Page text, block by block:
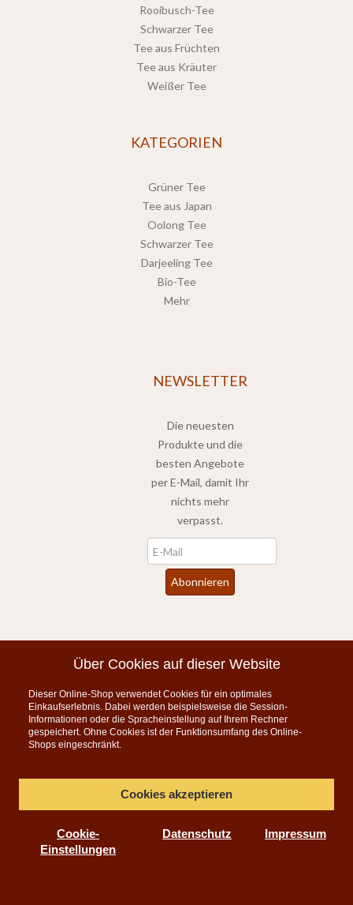
Rooibusch-Tee
Schwarzer Tee
Tee aus Früchten
Tee aus Kräuter
Weißer Tee
KATEGORIEN
Grüner Tee
Tee aus Japan
Oolong Tee
Schwarzer Tee
Darjeeling Tee
Bio-Tee
Mehr
NEWSLETTER
Die neuesten
Produkte und die
besten Angebote
per E-Mail, damit Ihr
nichts mehr
verpasst.
Abonnieren
Instagram
KONTAKT
info@teeauslese.de
Über Cookies auf dieser Website
Dieser Online-Shop verwendet Cookies für ein optimales
Einkaufserlebnis. Dabei werden beispielsweise die Session-
Informationen oder die Spracheinstellung auf Ihrem Rechner
gespeichert. Ohne Cookies ist der Funktionsumfang des Online-
Shops eingeschränkt.
Cookies akzeptieren
Cookie-
Einstellungen
Datenschutz Impressum